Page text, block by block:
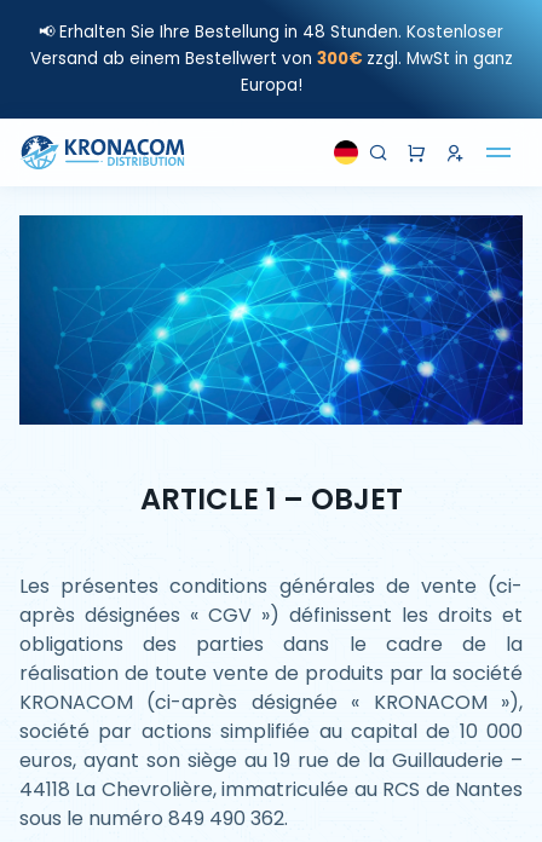
📢 Erhalten Sie Ihre Bestellung in 48 Stunden. Kostenloser
Versand ab einem Bestellwert von 300€ zzgl. MwSt in ganz
Europa!
ARTICLE 1 – OBJET
Les présentes conditions générales de vente (ci-
après désignées « CGV ») définissent les droits et
obligations des parties dans le cadre de la
réalisation de toute vente de produits par la société
KRONACOM (ci-après désignée « KRONACOM »),
société par actions simplifiée au capital de 10 000
euros, ayant son siège au 19 rue de la Guillauderie –
44118 La Chevrolière, immatriculée au RCS de Nantes
sous le numéro 849 490 362.